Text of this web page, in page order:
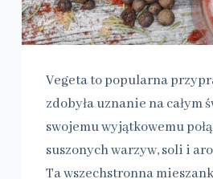
Vegeta to popularna
zdobyła uznanie na całym
swojemu wyjątkowemu
suszonych warzyw, soli i
Ta wszechstronna